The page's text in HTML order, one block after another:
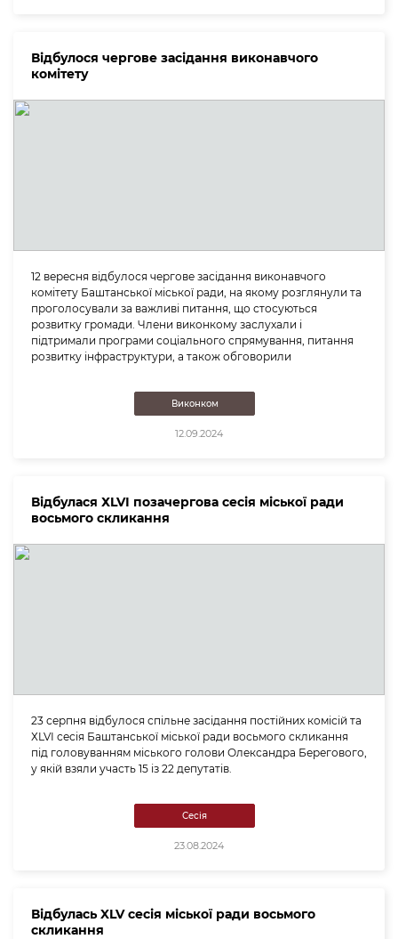
Відбулося чергове засідання виконавчого
комітету
12 вересня відбулося чергове засідання виконавчого
комітету Баштанської міської ради, на якому розглянули та
проголосували за важливі питання, що стосуються
розвитку громади. Члени виконкому заслухали і
підтримали програми соціального спрямування, питання
розвитку інфраструктури, а також обговорили
Виконком
12.09.2024
Відбулася ХLVІ позачергова сесія міської ради
восьмого скликання
23 серпня відбулося спільне засідання постійних комісій та
ХLVІ сесія Баштанської міської ради восьмого скликання
під головуванням міського голови Олександра Берегового,
у якій взяли участь 15 із 22 депутатів.
Сесія
23.08.2024
Відбулась XLV сесія міської ради восьмого
скликання